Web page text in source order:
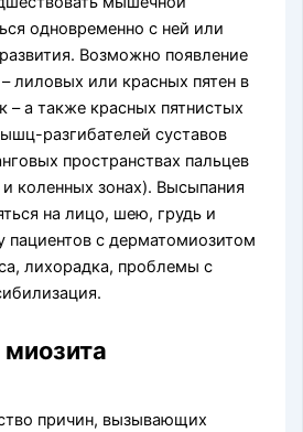
одновременно с ней или
Возможно появление
лиловых или красных пятен в
– а также красных пятнистых
разгибателей суставов
пространствах пальцев
коленных зонах). Высыпания
на лицо, шею, грудь и
пациентов с дерматомиозитом
лихорадка, проблемы с
причин, вызывающих